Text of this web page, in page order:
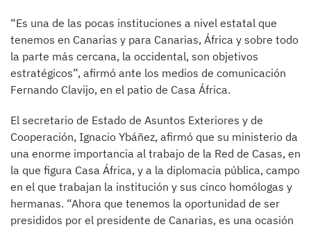
“Es una de las pocas instituciones a nivel estatal que
tenemos en Canarias y para Canarias, África y sobre todo
la parte más cercana, la occidental, son objetivos
estratégicos”, afirmó ante los medios de comunicación
Fernando Clavijo, en el patio de Casa África.
El secretario de Estado de Asuntos Exteriores y de
Cooperación, Ignacio Ybáñez, afirmó que su ministerio da
una enorme importancia al trabajo de la Red de Casas, en
la que figura Casa África, y a la diplomacia pública, campo
en el que trabajan la institución y sus cinco homólogas y
hermanas. “Ahora que tenemos la oportunidad de ser
presididos por el presidente de Canarias, es una ocasión